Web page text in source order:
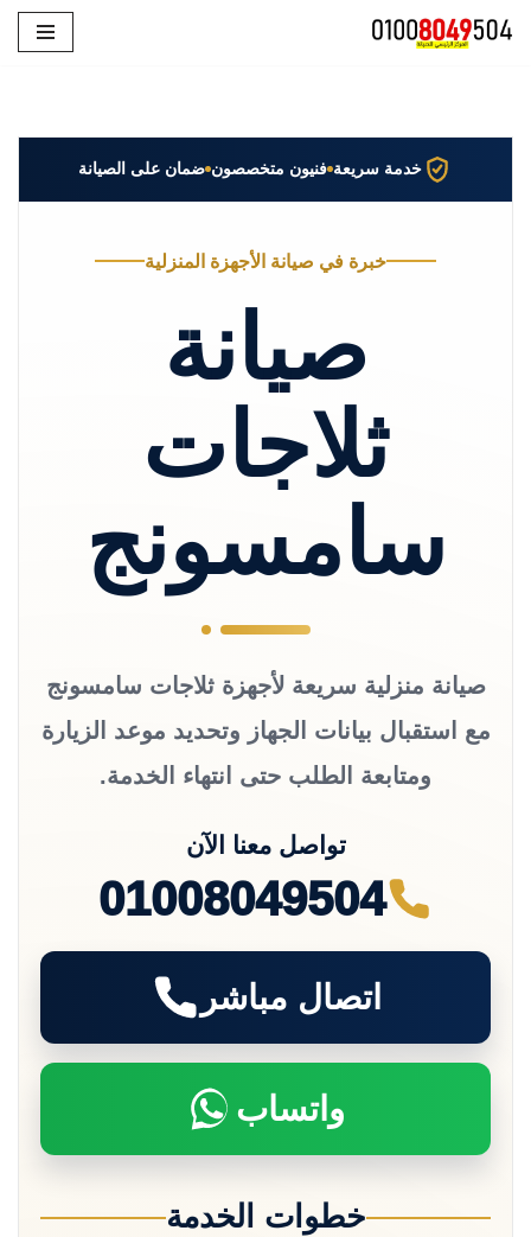
خدمة سريعة فنيون متخصصون ضمان على الصيانة
خبرة في صيانة الأجهزة المنزلية
صيانة
ثلاجات
سامسونج
صيانة منزلية سريعة لأجهزة ثلاجات سامسونج
مع استقبال بيانات الجهاز وتحديد موعد الزيارة
ومتابعة الطلب حتى انتهاء الخدمة.
تواصل معنا الآن
01008049504
اتصال مباشر
واتساب
خطوات الخدمة